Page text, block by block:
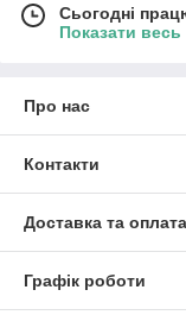
Сьогодні
Показати
Про нас
Контакти
Доставка та оплата
Графік роботи